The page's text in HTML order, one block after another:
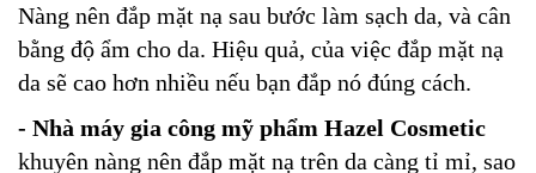
Nàng nên đắp mặt nạ sau bước làm sạch da, và cân
bằng độ ẩm cho da. Hiệu quả, của việc đắp mặt nạ
da sẽ cao hơn nhiều nếu bạn đắp nó đúng cách.
- Nhà máy gia công mỹ phẩm Hazel Cosmetic
khuyên nàng nên đắp mặt nạ trên da càng tỉ mỉ, sao